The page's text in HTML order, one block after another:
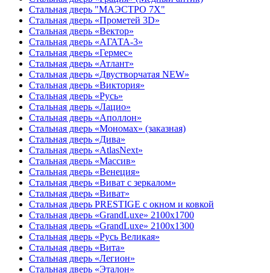
Стальная дверь "МАЭСТРО 7Х"
Стальная дверь «Прометей 3D»
Стальная дверь «Вектор»
Стальная дверь «АГАТА-3»
Стальная дверь «Гермес»
Стальная дверь «Атлант»
Стальная дверь «Двустворчатая NEW»
Стальная дверь «Виктория»
Стальная дверь «Русь»
Стальная дверь «Лацио»
Стальная дверь «Аполлон»
Стальная дверь «Мономах» (заказная)
Стальная дверь «Дива»
Стальная дверь «AtlasNext»
Стальная дверь «Массив»
Стальная дверь «Венеция»
Стальная дверь «Виват с зеркалом»
Стальная дверь «Виват»
Стальная дверь PRESTIGE с окном и ковкой
Стальная дверь «GrandLuxe» 2100х1700
Стальная дверь «GrandLuxe» 2100х1300
Стальная дверь «Русь Великая»
Стальная дверь «Вита»
Стальная дверь «Легион»
Стальная дверь «Эталон»